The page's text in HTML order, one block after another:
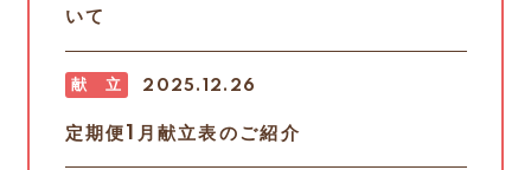
いて
2025.12.26
献 立
定期便1月献立表のご紹介